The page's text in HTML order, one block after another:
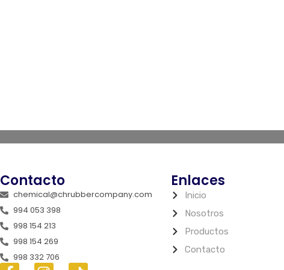
Contacto
chemical@chrubbercompany.com
994 053 398
998 154 213
998 154 269
998 332 706
Enlaces
Inicio
Nosotros
Productos
Contacto